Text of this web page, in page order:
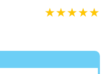
★★★★★